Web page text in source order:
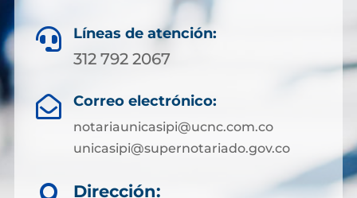
 Líneas de atención:
312 792 2067
 Correo electrónico:
notariaunicasipi@ucnc.com.co
unicasipi@supernotariado.gov.co
Dirección: